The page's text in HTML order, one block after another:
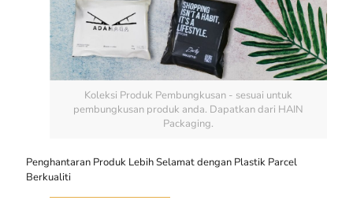
Koleksi Produk Pembungkusan - sesuai untuk
pembungkusan produk anda. Dapatkan dari HAIN
Packaging.
Penghantaran Produk Lebih Selamat dengan Plastik Parcel
Berkualiti